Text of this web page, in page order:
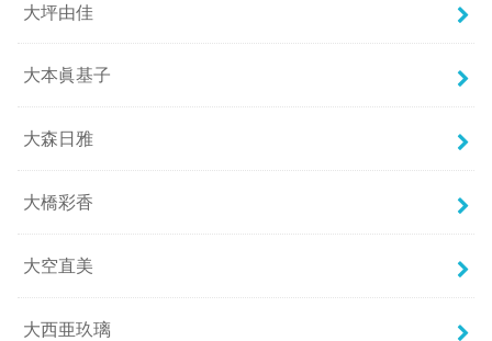
大坪由佳
大本眞基子
大森日雅
大橋彩香
大空直美
大西亜玖璃